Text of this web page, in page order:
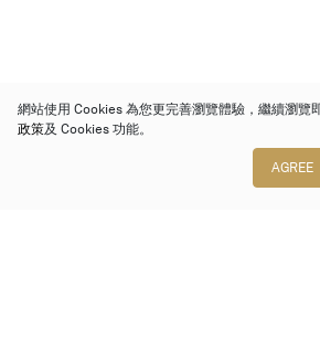
網站使用 Cookies 為您更完善瀏覽體驗，繼續瀏覽
政策及 Cookies 功能。
AGREE